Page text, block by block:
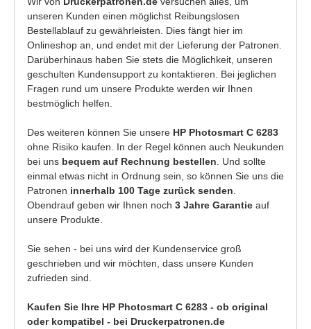
unseren Kunden einen möglichst Reibungslosen
Bestellablauf zu gewährleisten. Dies fängt hier im
Onlineshop an, und endet mit der Lieferung der Patronen.
Darüberhinaus haben Sie stets die Möglichkeit, unseren
geschulten Kundensupport zu kontaktieren. Bei jeglichen
Fragen rund um unsere Produkte werden wir Ihnen
bestmöglich helfen.
Des weiteren können Sie unsere HP Photosmart C 6283
ohne Risiko kaufen. In der Regel können auch Neukunden
bei uns bequem auf Rechnung bestellen . Und sollte
einmal etwas nicht in Ordnung sein, so können Sie uns die
Patronen innerhalb 100 Tage zurück senden
Obendrauf geben wir Ihnen noch 3 Jahre Garantie auf
unsere Produkte.
Sie sehen - bei uns wird der Kundenservice groß
geschrieben und wir möchten, dass unsere Kunden
zufrieden sind.
Kaufen Sie Ihre HP Photosmart C 6283 - ob original
oder kompatibel - bei Druckerpatronen.de